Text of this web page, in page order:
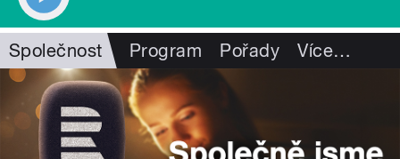
Společnost Program Pořady Více…